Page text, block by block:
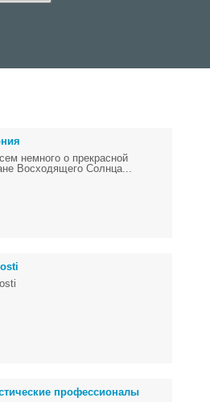
немного о прекрасной
Восходящего Солнца...
профессионалы